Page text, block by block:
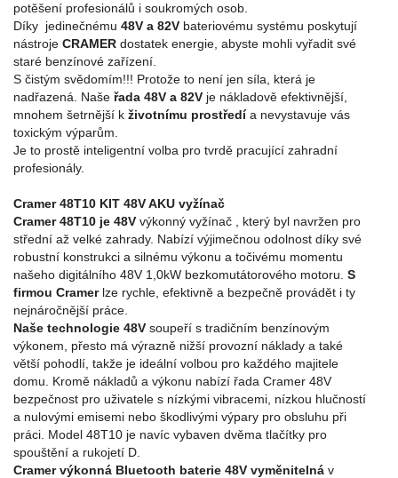
potěšení profesionálů i soukromých osob.
Díky jedinečnému 48V a 82V bateriovému systému poskytují
nástroje CRAMER dostatek energie, abyste mohli vyřadit své
staré benzínové zařízení.
S čistým svědomím!!! Protože to není jen síla, která je
nadřazená. Naše řada 48V a 82V je nákladově efektivnější,
mnohem šetrnější k životnímu prostředía nevystavuje vás
toxickým výparům.
Je to prostě inteligentní volba pro tvrdě pracující zahradní
profesionály.
Cramer 48T10 KIT 48V AKU vyžínač
Cramer 48T10 je 48V výkonný vyžínač , který byl navržen pro
střední až velké zahrady. Nabízí výjimečnou odolnost díky své
robustní konstrukci a silnému výkonu a točivému momentu
našeho digitálního 48V 1,0kW bezkomutátorového motoru. S
firmou Cramerlze rychle, efektivně a bezpečně provádět i ty
nejnáročnější práce.
Naše technologie 48V soupeří s tradičním benzínovým
výkonem, přesto má výrazně nižší provozní náklady a také
větší pohodlí, takže je ideální volbou pro každého majitele
domu. Kromě nákladů a výkonu nabízí řada Cramer 48V
bezpečnost pro uživatele s nízkými vibracemi, nízkou hlučností
a nulovými emisemi nebo škodlivými výpary pro obsluhu při
práci. Model 48T10 je navíc vybaven dvěma tlačítky pro
spouštění a rukojetí D.
Cramer výkonná Bluetooth baterie 48V vyměnitelná v